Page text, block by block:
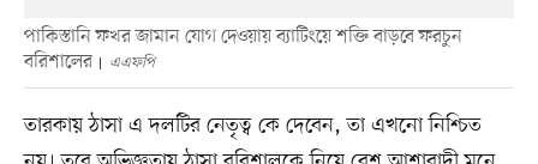
পাকিস্তানি ফখর জামান যোগ দেওয়ায় ব্যাটিংয়ে শক্তি বাড়বে ফরচুন
বরিশালের
এএফপি
তারকায় ঠাসা এ দলটির নেতৃত্ব কে দেবেন, তা এখনো নিশ্চিত